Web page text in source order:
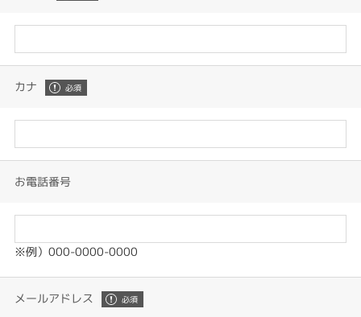
カナ
お電話番号
※例）000-0000-0000
メールアドレス